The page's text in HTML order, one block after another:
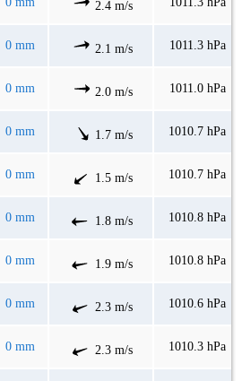
2.4 m/s
0 mm 2.1 m/s 1011.3 hPa
0 mm 2.0 m/s 1011.0 hPa
0 mm 1.7 m/s 1010.7 hPa
0 mm 1.5 m/s 1010.7 hPa
0 mm 1.8 m/s 1010.8 hPa
0 mm 1.9 m/s 1010.8 hPa
0 mm 2.3 m/s 1010.6 hPa
0 mm 2.3 m/s 1010.3 hPa